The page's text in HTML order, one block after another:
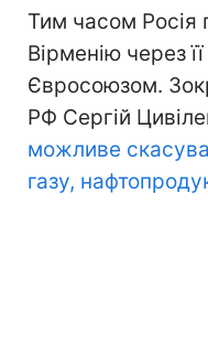
Тим часом Росія
Вірменію через
Євросоюзом.
РФ Сергій
можливе
газу,